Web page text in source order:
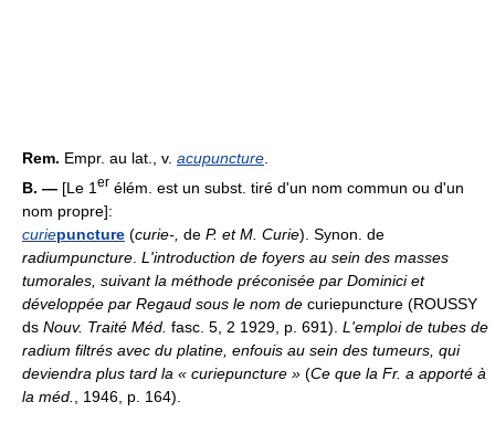
Rem. Empr. au lat., v. acupuncture.
B. — [Le 1 er élém. est un subst. tiré d'un nom commun ou d'un
nom propre]:
curiepuncture (curie-, de P. et M. Curie). Synon. de
radiumpuncture L'introduction de foyers au sein des masses
tumorales, suivant la méthode préconisée par Dominici et
développée par Regaud sous le nom de curiepuncture (ROUSSY
ds Nouv. Traité Méd. fasc. 5, 2 1929, p. 691). L'emploi de tubes de
radium filtrés avec du platine, enfouis au sein des tumeurs, qui
deviendra plus tard la « curiepuncture » (Ce que la Fr. a apporté à
la méd.
, 1946, p. 164).